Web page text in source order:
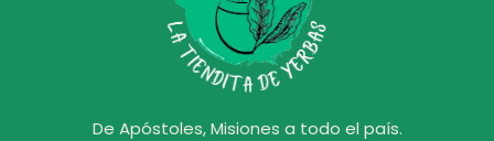
De Apóstoles, Misiones a todo el país.